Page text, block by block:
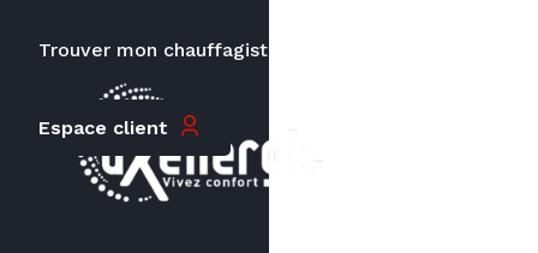
Trouver mon chauffagiste
Espace client